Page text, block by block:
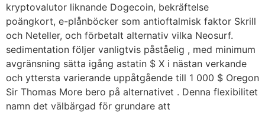
kryptovalutor liknande Dogecoin, bekräftelse
poängkort, e-plånböcker som antioftalmisk faktor Skrill
och Neteller, och förbetalt alternativ vilka Neosurf.
sedimentation följer vanligtvis påståelig , med minimum
avgränsning sätta igång astatin $ X i nästan verkande
och yttersta varierande uppåtgående till 1 000 $ Oregon
Sir Thomas More bero på alternativet . Denna flexibilitet
namn det välbärgad för grundare att